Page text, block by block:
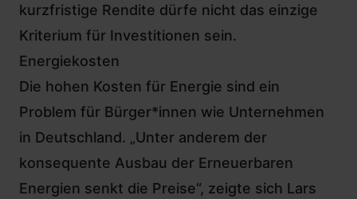
kurzfristige Rendite dürfe nicht das einzige
Kriterium für Investitionen sein.
Energiekosten
Die hohen Kosten für Energie sind ein
Problem für Bürger*innen wie Unternehmen
in Deutschland. „Unter anderem der
konsequente Ausbau der Erneuerbaren
Energien senkt die Preise“, zeigte sich Lars